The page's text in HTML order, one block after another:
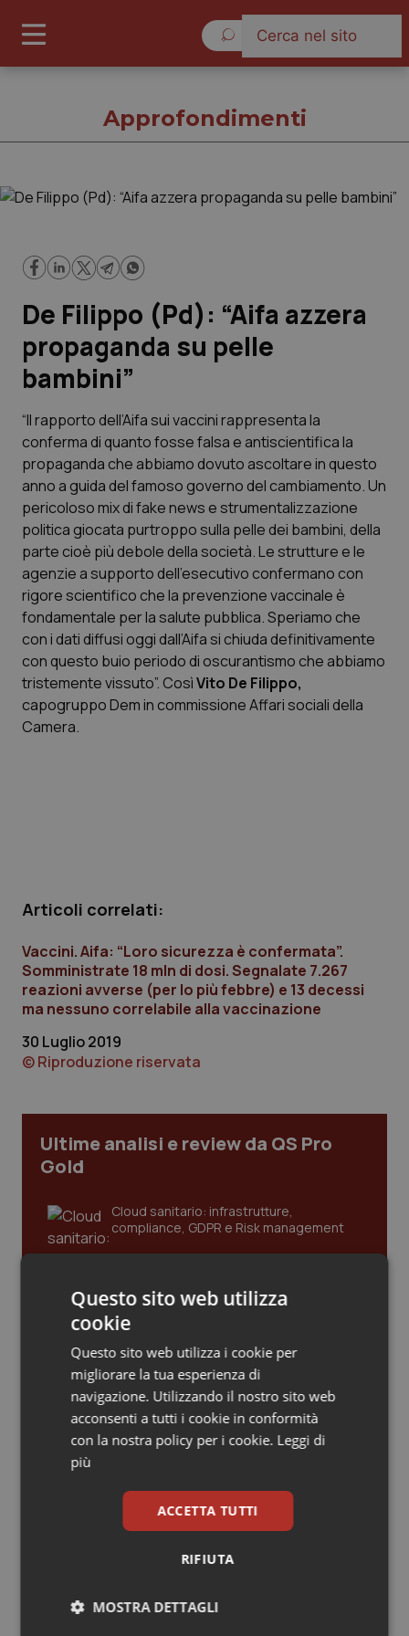
Cronache
Governo e Parlamento
Regioni e Asl
Scienza e Farmaci
Studi e Analisi
Lettere al direttore
Edizioni Regionali
QS Pro
Professionisti Sanitari.AI
Abruzzo
Friuli Venezia Giulia
Lazio
Liguria
Lombardia
Marche
Molise
Piemonte
Provincia Autonoma di Bolzano
Provincia Autonoma di Trento
Puglia
Sardegna
QS Pro Gold
Dermatite Atopica
Diabete & glucometri
Disturbi dell’umore
Dolore
Donna & Salute
Epatiti
HIV
Infezioni & Febbre
Ipertensione & Scompenso
Malattie rare
Malattia di Crohn & Rettocolite Ulcerosa
Neuroscienze & patologie neurodegenerative
Approfondimenti
De Filippo (Pd): “Aifa azzera
propaganda su pelle
bambini”
“Il rapporto dell’Aifa sui vaccini rappresenta la
conferma di quanto fosse falsa e antiscientifica la
propaganda che abbiamo dovuto ascoltare in questo
anno a guida del famoso governo del cambiamento. Un
pericoloso mix di fake news e strumentalizzazione
politica giocata purtroppo sulla pelle dei bambini, della
parte cioè più debole della società. Le strutture e le
agenzie a supporto dell’esecutivo confermano con
rigore scientifico che la prevenzione vaccinale è
fondamentale per la salute pubblica. Speriamo che
con i dati diffusi oggi dall’Aifa si chiuda definitivamente
con questo buio periodo di oscurantismo che abbiamo
tristemente vissuto”. CosìVito De Filippo,
capogruppo Dem in commissione Affari sociali della
Camera.
Articoli correlati:
Vaccini. Aifa: “Loro sicurezza è confermata”.
Somministrate 18 mln di dosi. Segnalate 7.267
reazioni avverse (per lo più febbre) e 13 decessi
ma nessuno correlabile alla vaccinazione
30 Luglio 2019
© Riproduzione riservata
Ultime analisi e review da QS Pro
Gold
Cloud sanitario: infrastrutture,
compliance, GDPR e Risk management
Gestione dell'Ipertensione resistente:
dalle Linee Guida alle terapie innovative
Leadership Infermieristica 2026: nuovi
modelli di responsabilità e autonomia
clinici ad alte prestazioni
AI e telemedicina nello studio
uso protetto
Questo sito web utilizza
cookie
Questo sito web utilizza i cookie per
migliorare la tua esperienza di
navigazione. Utilizzando il nostro sito web
acconsenti a tutti i cookie in conformità
con la nostra policy per i cookie. Leggi di
più
ACCETTA TUTTI
RIFIUTA
MOSTRA DETTAGLI